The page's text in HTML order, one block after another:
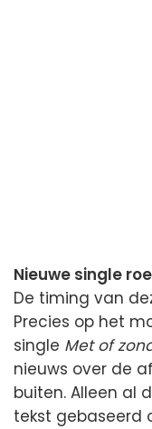
Nieuwe single
De timing van
Precies op het
single Met of
nieuws over de
buiten. Alleen al
tekst gebaseerd